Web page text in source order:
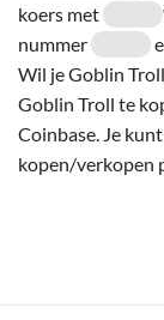
koers met
nummer
Wil je Goblin
Goblin Troll te
Coinbase. Je
kopen/verkopen